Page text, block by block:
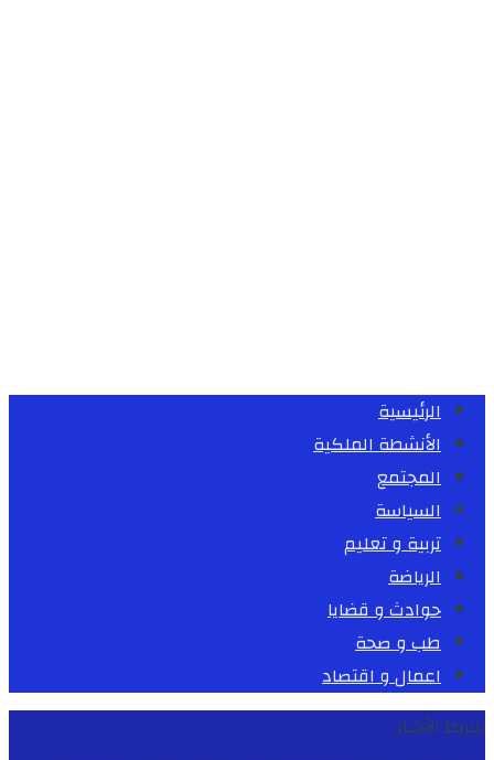
الرئيسية
الأنشطة الملكية
المجتمع
السياسة
تربية و تعليم
الرياضة
حوادث و قضايا
طب و صحة
اعمال و اقتصاد
شريط الأخبار